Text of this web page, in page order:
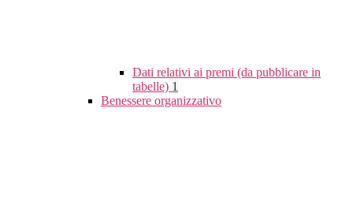
Dati relativi ai premi (da pubblicare in
tabelle) 1
Benessere organizzativo